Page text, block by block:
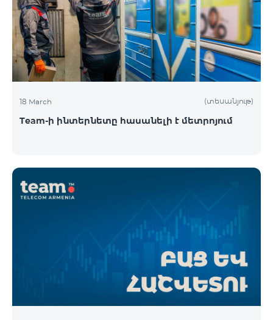
կապի կայանի էսքիզային նախագծին կարող եք
ծանոթանալ այստեղ։ Հարցերի դեպքում խնդրում
ենք զանգահարել «Տելեկոմ Արմենիա»
ընկերության +374-10-410410 հեռխոսահամար
18 March (տեսանյութ)
Team-ի ինտերնետը հասանելի է մետրոյում